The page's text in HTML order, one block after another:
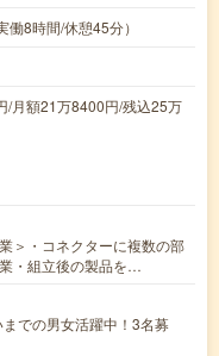
働8時間/休憩45分）
月額21万8400円/残込25万
＞・コネクターに複数の部
・組立後の製品を…
での男女活躍中！3名募